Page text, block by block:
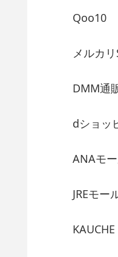
Qoo10
メルカ
DMM通
dショッ
ANAモ
JREモー
KAUCHE